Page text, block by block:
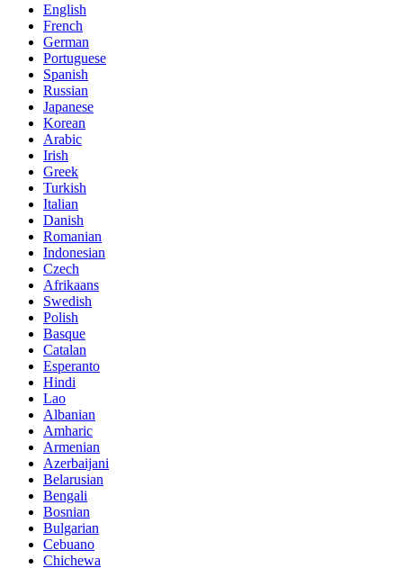
English
French
German
Portuguese
Spanish
Russian
Japanese
Korean
Arabic
Irish
Greek
Turkish
Italian
Danish
Romanian
Indonesian
Czech
Afrikaans
Swedish
Polish
Basque
Catalan
Esperanto
Hindi
Lao
Albanian
Amharic
Armenian
Azerbaijani
Belarusian
Bengali
Bosnian
Bulgarian
Cebuano
Chichewa